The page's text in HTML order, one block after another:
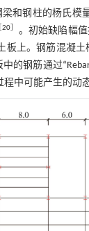
梁和钢柱的杨氏
20 。初始缺陷幅
板上。钢筋混凝
的钢筋通过
中可能产生的动